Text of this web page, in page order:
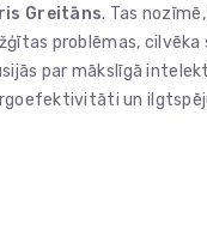
Greitāns. Tas
problēmas, cilvēka
par mākslīgā
un